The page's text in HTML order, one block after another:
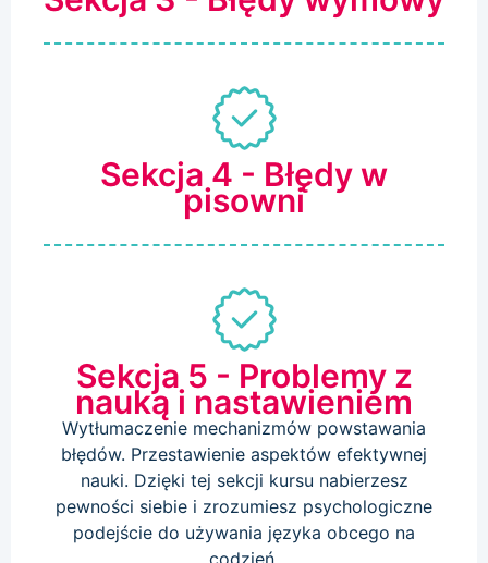
Sekcja 4 - Błędy w
pisowni
Sekcja 5 - Problemy z
nauką i nastawieniem
Wytłumaczenie mechanizmów powstawania
błędów. Przestawienie aspektów efektywnej
nauki. Dzięki tej sekcji kursu nabierzesz
pewności siebie i zrozumiesz psychologiczne
podejście do używania języka obcego na
codzień.